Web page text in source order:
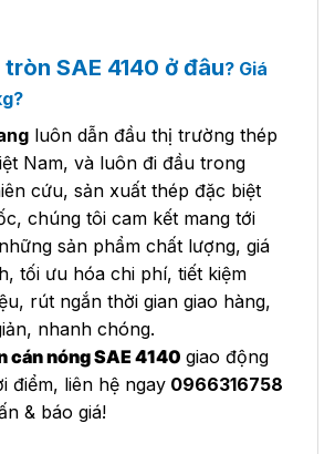
SAE 4140 ở đâu? Giá
luôn dẫn đầu thị trường thép
Nam, và luôn đi đầu trong
cứu, sản xuất thép đặc biệt
chúng tôi cam kết mang tới
sản phẩm chất lượng, giá
tối ưu hóa chi phí, tiết kiệm
rút ngắn thời gian giao hàng,
nhanh chóng.
cán nóng SAE 4140 giao động
điểm, liên hệ ngay 0966316758
& báo giá!